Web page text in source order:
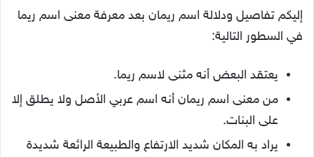
إليكم تفاصيل ودلالة اسم ريمان بعد معرفة معنى اسم ريما
في السطور التالية:
يعتقد البعض أنه مثنى لاسم ريما.
من معنى اسم ريمان أنه اسم عربي الأصل ولا يطلق إلا
على البنات.
يراد به المكان شديد الارتفاع والطبيعة الرائعة شديدة